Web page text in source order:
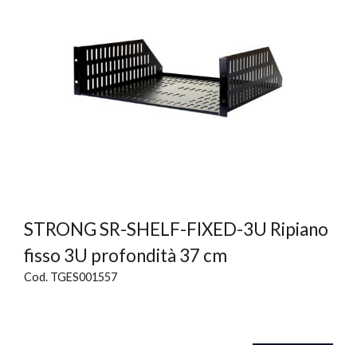
STRONG SR-SHELF-FIXED-3U Ripiano
fisso 3U profondità 37 cm
Cod. TGES001557